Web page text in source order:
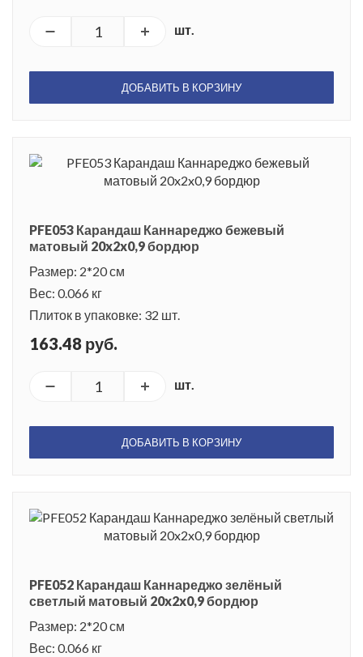
шт.
ДОБАВИТЬ В КОРЗИНУ
PFE053 Карандаш Каннареджо бежевый
матовый 20x2x0,9 бордюр
Размер: 2*20 см
Вес: 0.066 кг
Плиток в упаковке: 32 шт.
163.48 руб.
шт.
ДОБАВИТЬ В КОРЗИНУ
PFE052 Карандаш Каннареджо зелёный
светлый матовый 20x2x0,9 бордюр
Размер: 2*20 см
Вес: 0.066 кг